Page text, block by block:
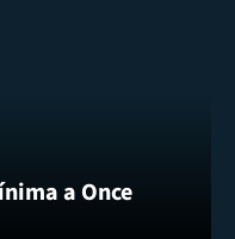
a Once